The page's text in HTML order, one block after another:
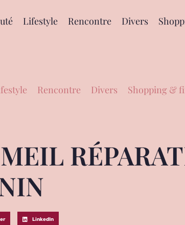
Lifestyle Rencontre Divers
Rencontre Divers Shopping &
LinkedIn